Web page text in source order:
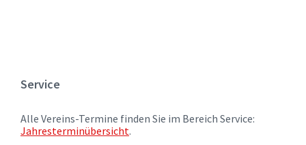
Service
Alle Vereins-Termine finden Sie im Bereich Service:
Jahresterminübersicht.